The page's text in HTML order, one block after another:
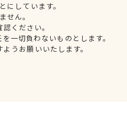
しています。
せん。
ください。
一切負わないものとします。
うお願いいたします。